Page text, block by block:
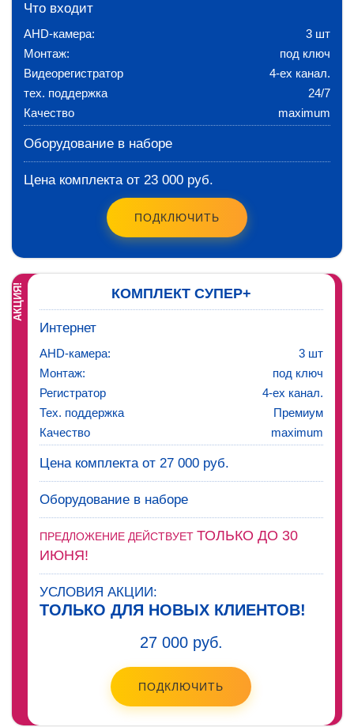
Что входит
AHD-камера:
3 шт
Монтаж:
под ключ
Видеорегистратор
4-ех канал.
тех. поддержка
24/7
Качество
maximum
Оборудование в наборе
Цена комплекта от 23 000 руб.
ПОДКЛЮЧИТЬ
АКЦИЯ! КОМПЛЕКТ СУПЕР+
Интернет
AHD-камера:
3 шт
Монтаж:
под ключ
Регистратор
4-ех канал.
Тех. поддержка
Премиум
Качество
maximum
Цена комплекта от 27 000 руб.
Оборудование в наборе
ПРЕДЛОЖЕНИЕ ДЕЙСТВУЕТ ТОЛЬКО ДО 30
ИЮНЯ!
УСЛОВИЯ АКЦИИ:
ТОЛЬКО ДЛЯ НОВЫХ КЛИЕНТОВ!
27 000 руб.
ПОДКЛЮЧИТЬ